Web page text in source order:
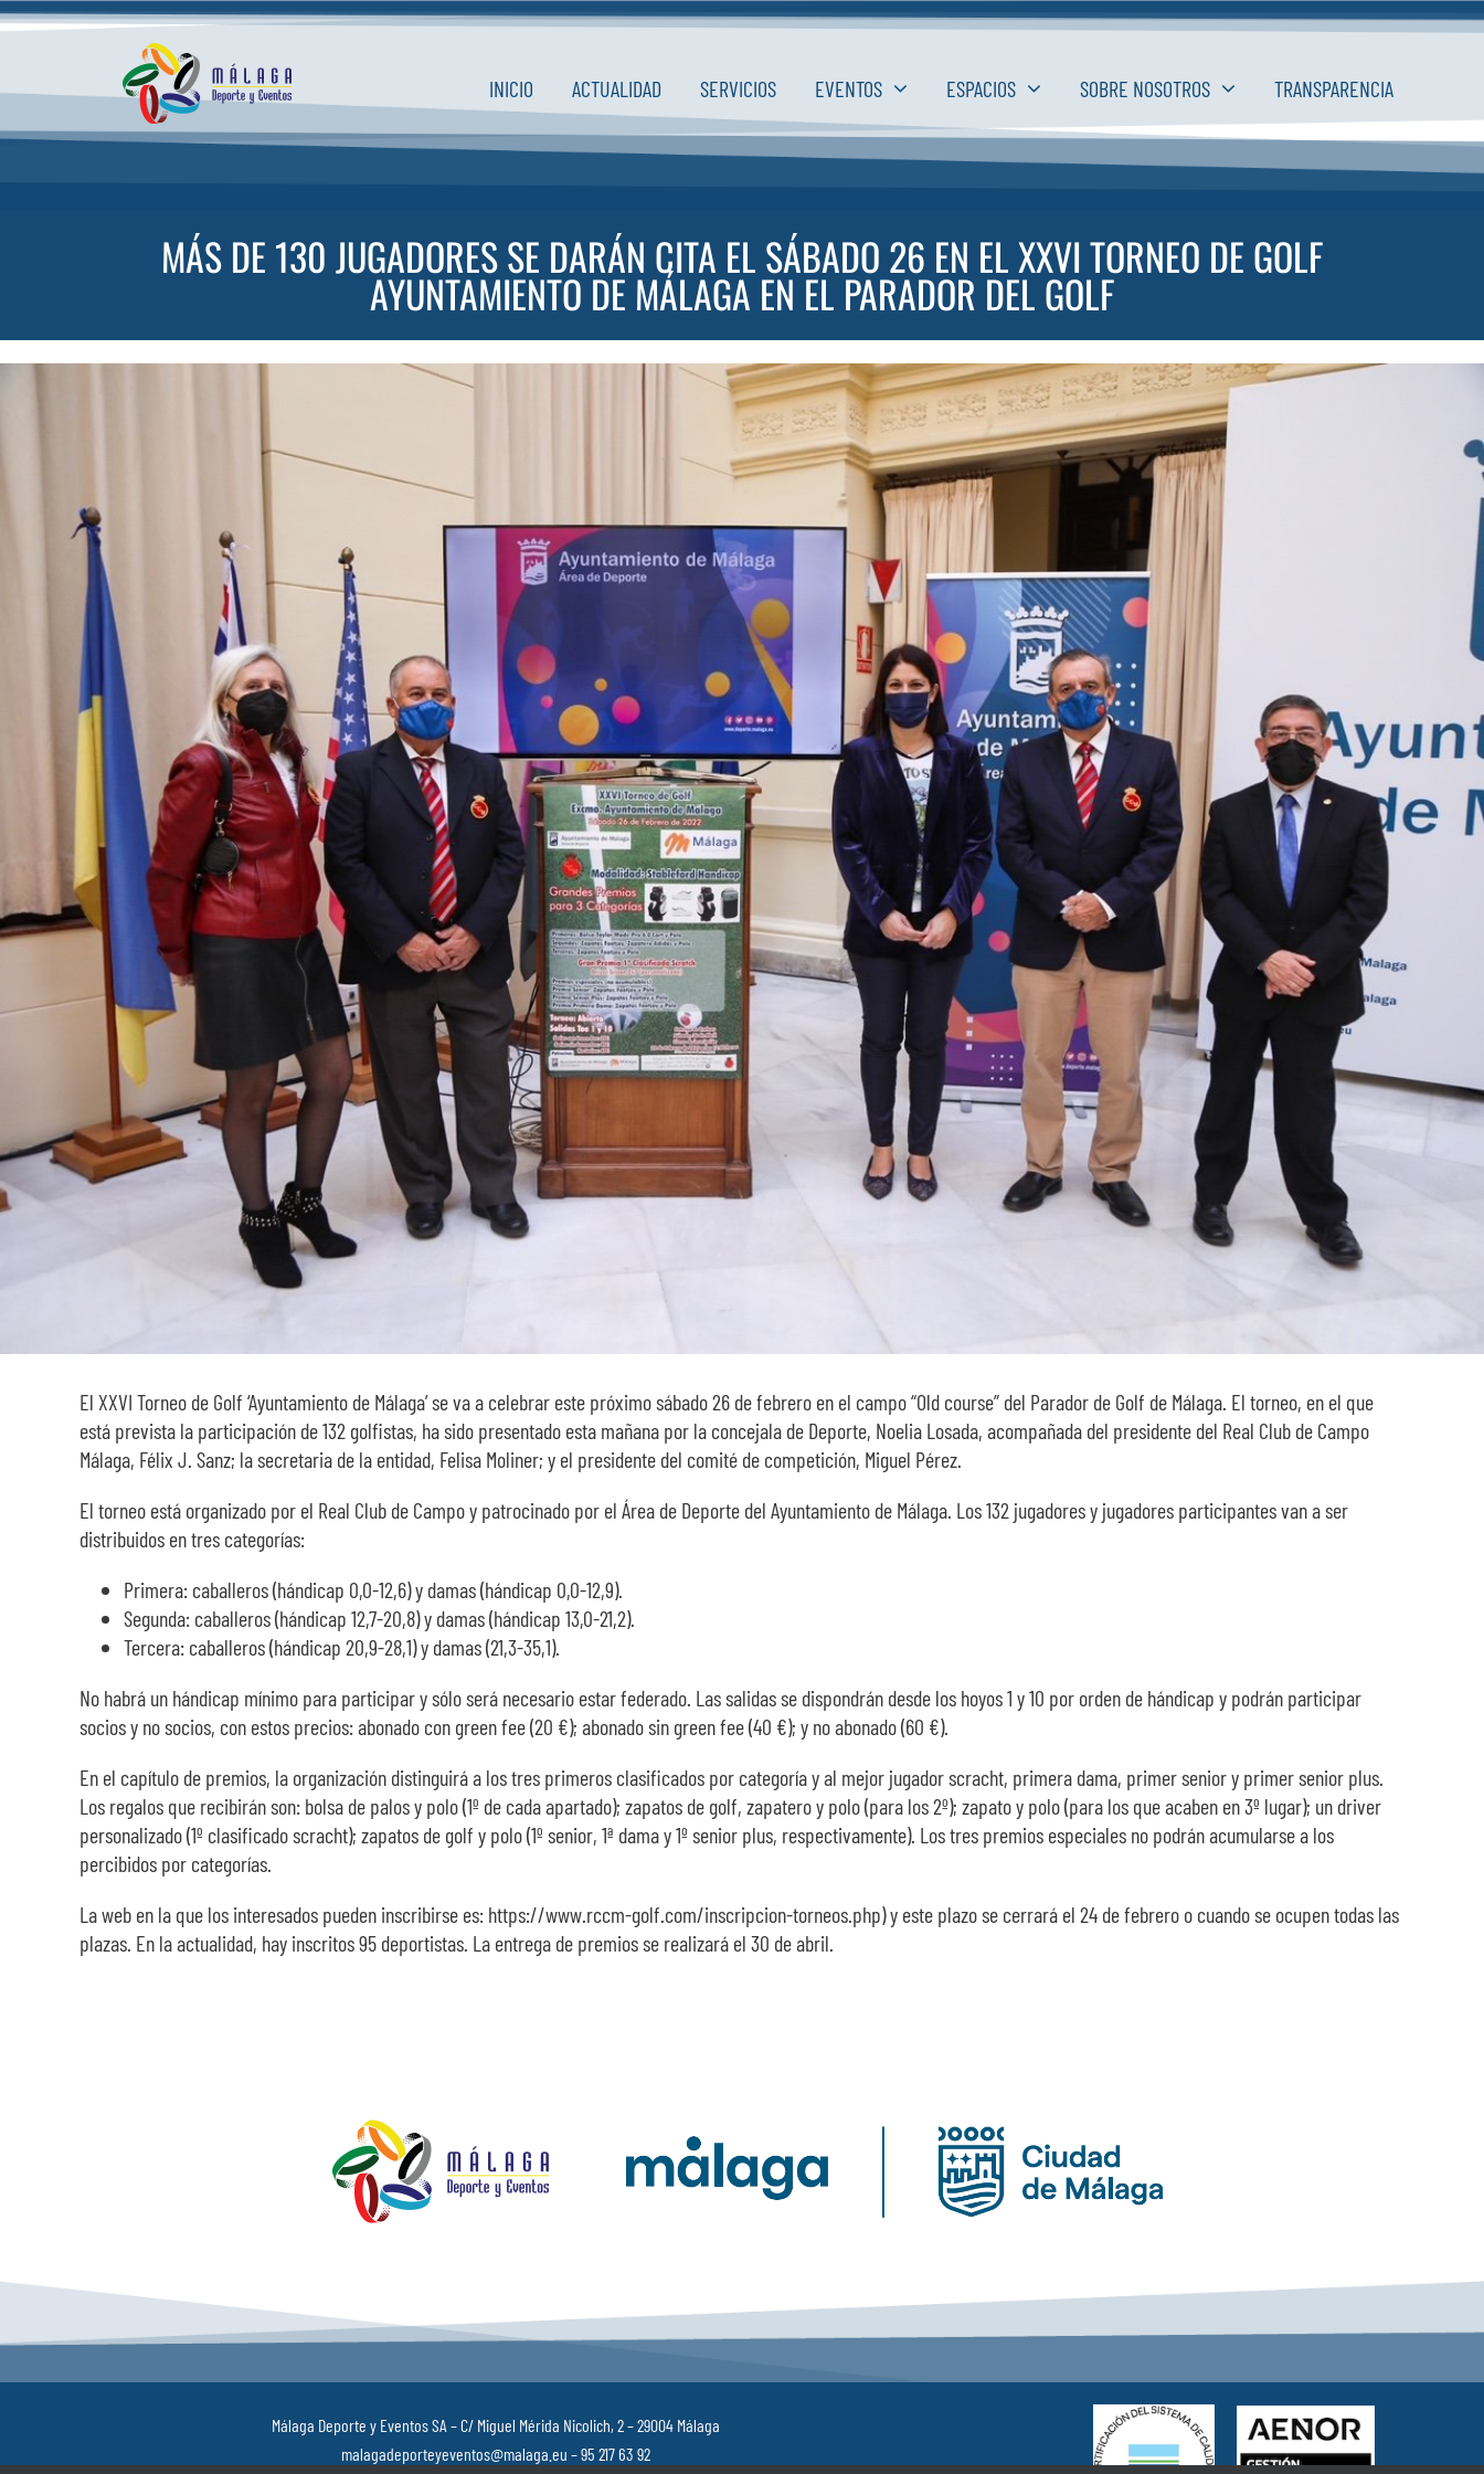
Saltar
INICIO ACTUALIDAD SERVICIOS EVENTOS ESPACIOS SOBRE NOSOTROS TRANSPARENCIA
MÁS DE 130 JUGADORES SE DARÁN CITA EL SÁBADO 26 EN EL XXVI TORNEO DE GOLF
AYUNTAMIENTO DE MÁLAGA EN EL PARADOR DEL GOLF
El XXVI Torneo de Golf ‘Ayuntamiento de Málaga’ se va a celebrar este próximo sábado 26 de febrero en el campo “Old course” del Parador de Golf de Málaga. El torneo, en el que
está prevista la participación de 132 golfistas, ha sido presentado esta mañana por la concejala de Deporte, Noelia Losada, acompañada del presidente del Real Club de Campo
Málaga, Félix J. Sanz; la secretaria de la entidad, Felisa Moliner; y el presidente del comité de competición, Miguel Pérez.
El torneo está organizado por el Real Club de Campo y patrocinado por el Área de Deporte del Ayuntamiento de Málaga. Los 132 jugadores y jugadores participantes van a ser
distribuidos en tres categorías:
Primera: caballeros (hándicap 0,0-12,6) y damas (hándicap 0,0-12,9).
Segunda: caballeros (hándicap 12,7-20,8) y damas (hándicap 13,0-21,2).
Tercera: caballeros (hándicap 20,9-28,1) y damas (21,3-35,1).
No habrá un hándicap mínimo para participar y sólo será necesario estar federado. Las salidas se dispondrán desde los hoyos 1 y 10 por orden de hándicap y podrán participar
socios y no socios, con estos precios: abonado con green fee (20 €); abonado sin green fee (40 €); y no abonado (60 €).
En el capítulo de premios, la organización distinguirá a los tres primeros clasificados por categoría y al mejor jugador scracht, primera dama, primer senior y primer senior plus.
Los regalos que recibirán son: bolsa de palos y polo (1º de cada apartado); zapatos de golf, zapatero y polo (para los 2º); zapato y polo (para los que acaben en 3º lugar); un driver
personalizado (1º clasificado scracht); zapatos de golf y polo (1º senior, 1ª dama y 1º senior plus, respectivamente). Los tres premios especiales no podrán acumularse a los
percibidos por categorías.
La web en la que los interesados pueden inscribirse es: https://www.rccm-golf.com/inscripcion-torneos.php) y este plazo se cerrará el 24 de febrero o cuando se ocupen todas las
plazas. En la actualidad, hay inscritos 95 deportistas. La entrega de premios se realizará el 30 de abril.
Málaga Deporte y Eventos SA – C/ Miguel Mérida Nicolich, 2 – 29004 Málaga
malagadeporteyeventos@malaga.eu – 95 217 63 92